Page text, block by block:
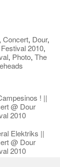
Concert, Dour,
2010,
, Photo, The
! ||
@ Dour
2010
Elektriks ||
@ Dour
2010